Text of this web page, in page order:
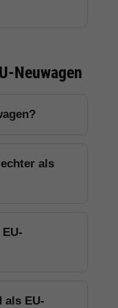
Neuwagen
als
als EU-